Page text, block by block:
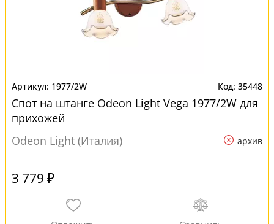
1977/2W 35448
Спот на штанге Odeon Light Vega 1977/2W для
прихожей
Odeon Light (Италия)
архив
3 779 ₽